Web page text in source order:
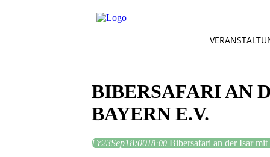
BIBERSAFARI AN
BAYERN E.V.
Fr23Sep18:0018:00 Bibersafari an der Isar